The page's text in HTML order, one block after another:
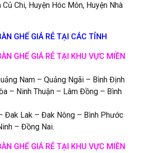
Chi, Huyện Hóc Môn, Huyện Nhà
GHẾ GIÁ RẺ TẠI CÁC TỈNH
GHẾ GIÁ RẺ TẠI KHU VỰC MIỀN
Nam – Quảng Ngãi – Bình Định
– Ninh Thuận – Lâm Đồng – Bình
Đak Lak – Đak Nông – Bình Phước
– Đồng Nai.
GHẾ GIÁ RẺ TẠI KHU VỰC MIỀN